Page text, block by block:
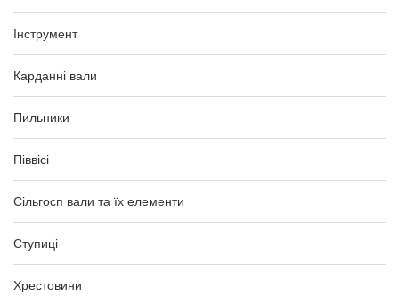
Інструмент
Карданні вали
Пильники
Піввісі
Сільгосп вали та їх елементи
Ступиці
Хрестовини